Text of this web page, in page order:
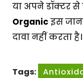
या अपने डॉक्टर से
Organicइस
दावा नहीं करता है।
Tags: